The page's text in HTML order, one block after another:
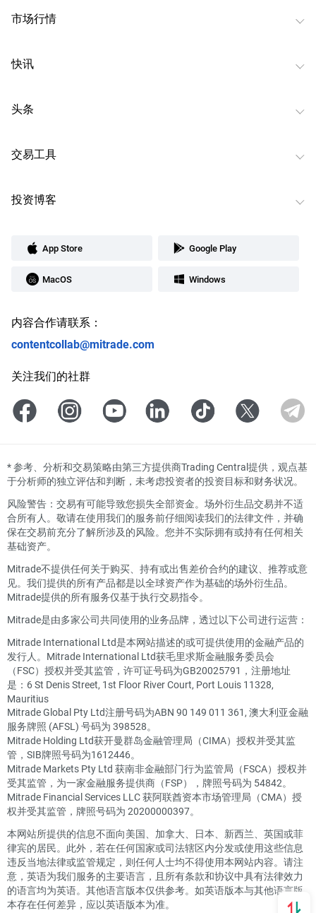
市场行情
快讯
头条
交易工具
投资博客
App Store Google Play
MacOS Windows
内容合作请联系：
contentcollab@mitrade.com
关注我们的社群
*参考、分析和交易策略由第三方提供商Trading Central提供，观点基
于分析师的独立评估和判断，未考虑投资者的投资目标和财务状况。
风险警告：交易有可能导致您损失全部资金。场外衍生品交易并不适
合所有人。敬请在使用我们的服务前仔细阅读我们的法律文件，并确
保在交易前充分了解所涉及的风险。您并不实际拥有或持有任何相关
基础资产。
Mitrade不提供任何关于购买、持有或出售差价合约的建议、推荐或意
见。我们提供的所有产品都是以全球资产作为基础的场外衍生品。
Mitrade提供的所有服务仅基于执行交易指令。
Mitrade是由多家公司共同使用的业务品牌，透过以下公司进行运营：
Mitrade International Ltd是本网站描述的或可提供使用的金融产品的
发行人。Mitrade International Ltd获毛里求斯金融服务委员会
（FSC）授权并受其监管，许可证号码为GB20025791，注册地址
是：6 St Denis Street, 1st Floor River Court, Port Louis 11328,
Mauritius
Mitrade Global Pty Ltd注册号码为ABN 90 149 011 361, 澳大利亚金融
服务牌照 (AFSL) 号码为 398528。
Mitrade Holding Ltd获开曼群岛金融管理局（CIMA）授权并受其监
管，SIB牌照号码为1612446。
Mitrade Markets Pty Ltd 获南非金融部门行为监管局（FSCA）授权并
受其监管，为一家金融服务提供商（FSP），牌照号码为 54842。
Mitrade Financial Services LLC 获阿联酋资本市场管理局（CMA）授
权并受其监管，牌照号码为 20200000397。
本网站所提供的信息不面向美国、加拿大、日本、新西兰、英国或菲
律宾的居民。此外，若在任何国家或司法辖区内分发或使用这些信息
违反当地法律或监管规定，则任何人士均不得使用本网站内容。请注
意，英语为我们服务的主要语言，且所有条款和协议中具有法律效力
的语言均为英语。其他语言版本仅供参考。如英语版本与其他语言版
本存在任何差异，应以英语版本为准。